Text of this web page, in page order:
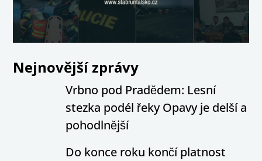
Nejnovější zprávy
Vrbno pod Pradědem: Lesní
stezka podél řeky Opavy je delší a
pohodlnější
Do konce roku končí platnost